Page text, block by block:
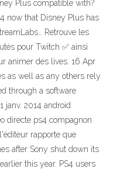
Plus compatible with?
now that Disney Plus has
Retrouve les
pour Twitch ✅ ainsi
animer des lives. 16 Apr
as well as any others rely
through a software
janv. 2014 android
directe ps4 compagnon
rapporte que
after Sony shut down its
this year. PS4 users